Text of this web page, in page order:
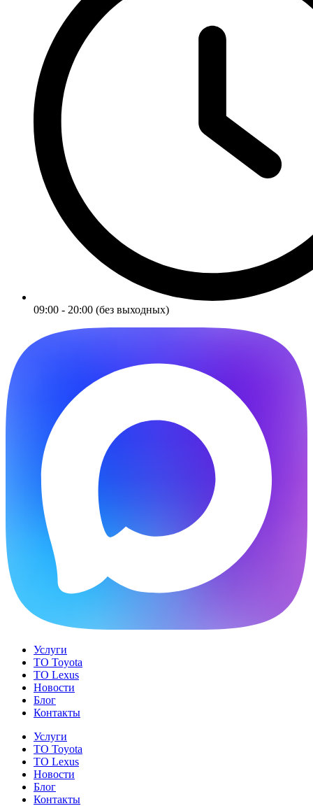
09:00 - 20:00 (без выходных)
Услуги
ТО Toyota
ТО Lexus
Новости
Блог
Контакты
Услуги
ТО Toyota
ТО Lexus
Новости
Блог
Контакты